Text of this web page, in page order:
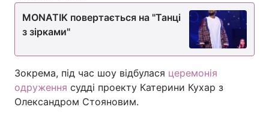
MONATIK повертається на "Танці
з зірками"
Зокрема, під час шоу відбулася церемонія
одруження судді проекту Катерини Кухар з
Олександром Стояновим.